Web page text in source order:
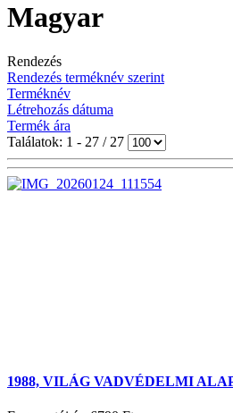
Magyar
Rendezés
Rendezés terméknév szerint
Terméknév
Létrehozás dátuma
Termék ára
Találatok: 1 - 27 / 27
1988, VILÁG VADVÉDELMI